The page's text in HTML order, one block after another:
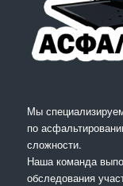
Мы
по
сложности.
Наша команда
обследования